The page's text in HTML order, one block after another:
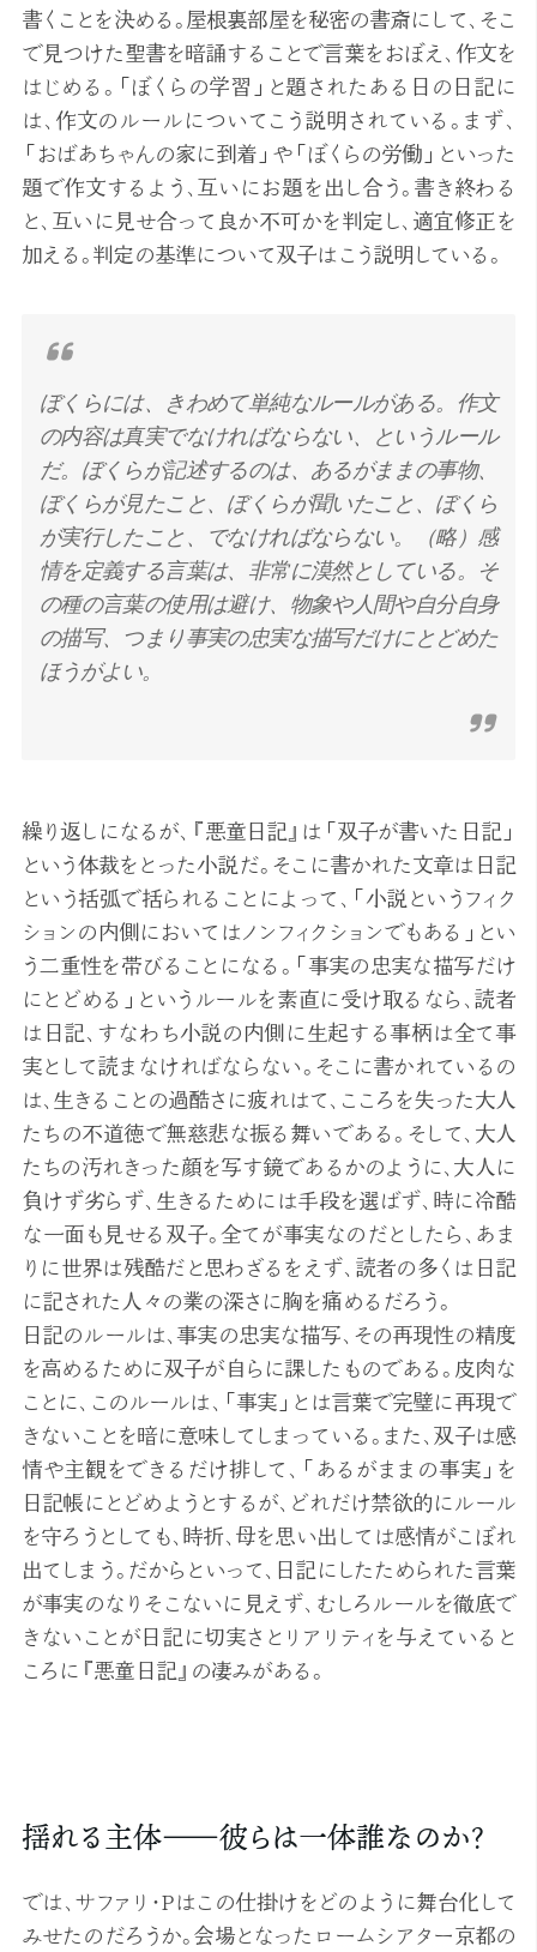
書くことを決める。屋根裏部屋を秘密の書斎にして、そこ
で見つけた聖書を暗誦することで言葉をおぼえ、作文を
はじめる。「ぼくらの学習」と題されたある日の日記に
は、作文のルールについてこう説明されている。まず、
「おばあちゃんの家に到着」や「ぼくらの労働」といった
題で作文するよう、互いにお題を出し合う。書き終わる
と、互いに見せ合って良か不可かを判定し、適宜修正を
加える。判定の基準について双子はこう説明している。
ぼくらには、きわめて単純なルールがある。作文
の内容は真実でなければならない、というルール
だ。ぼくらが記述するのは、あるがままの事物、
ぼくらが見たこと、ぼくらが聞いたこと、ぼくら
が実行したこと、でなければならない。（略）感
情を定義する言葉は、非常に漠然としている。そ
の種の言葉の使用は避け、物象や人間や自分自身
の描写、つまり事実の忠実な描写だけにとどめた
ほうがよい。
繰り返しになるが、『悪童日記』は「双子が書いた日記」
という体裁をとった小説だ。そこに書かれた文章は日記
という括弧で括られることによって、「小説というフィク
ションの内側においてはノンフィクションでもある」とい
う二重性を帯びることになる。「事実の忠実な描写だけ
にとどめる」というルールを素直に受け取るなら、読者
は日記、すなわち小説の内側に生起する事柄は全て事
実として読まなければならない。そこに書かれているの
は、生きることの過酷さに疲れはて、こころを失った大人
たちの不道徳で無慈悲な振る舞いである。そして、大人
たちの汚れきった顔を写す鏡であるかのように、大人に
負けず劣らず、生きるためには手段を選ばず、時に冷酷
な一面も見せる双子。全てが事実なのだとしたら、あま
りに世界は残酷だと思わざるをえず、読者の多くは日記
に記された人々の業の深さに胸を痛めるだろう。
日記のルールは、事実の忠実な描写、その再現性の精度
を高めるために双子が自らに課したものである。皮肉な
ことに、このルールは、「事実」とは言葉で完璧に再現で
きないことを暗に意味してしまっている。また、双子は感
情や主観をできるだけ排して、「あるがままの事実」を
日記帳にとどめようとするが、どれだけ禁欲的にルール
を守ろうとしても、時折、母を思い出しては感情がこぼれ
出てしまう。だからといって、日記にしたためられた言葉
が事実のなりそこないに見えず、むしろルールを徹底で
きないことが日記に切実さとリアリティを与えていると
ころに『悪童日記』の凄みがある。
揺れる主体――彼らは一体誰なのか？
では、サファリ・Pはこの仕掛けをどのように舞台化して
みせたのだろうか。会場となったロームシアター京都の